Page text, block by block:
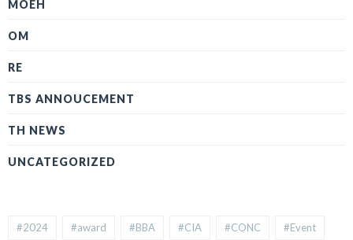
MOEH
OM
RE
TBS ANNOUCEMENT
TH NEWS
UNCATEGORIZED
#2024 #award #BBA #CIA #CONC #Event